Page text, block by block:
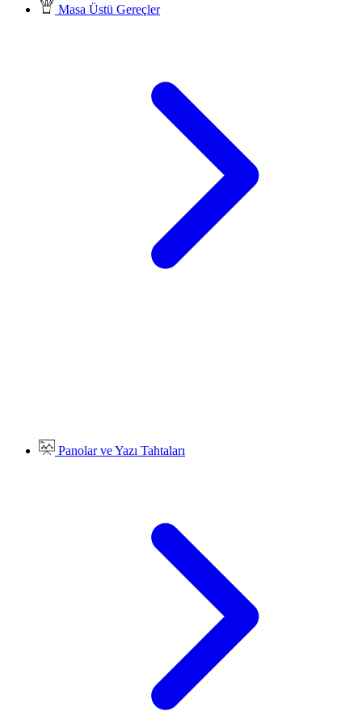
Masa Üstü Gereçler
Panolar ve Yazı Tahtaları